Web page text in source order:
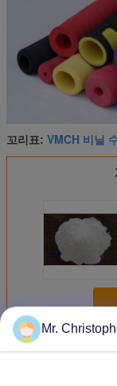
꼬리표: VMCH 비닐
더 많은 것
Mr.